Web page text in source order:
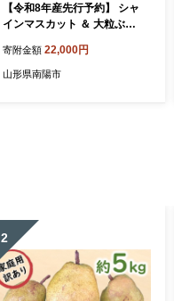
【令和8年産先行予約】 シャ
インマスカット ＆ 大粒ぶど
《令和8年9月下旬～11月中
旬発送》 『フードシステム
寄附金額 22,000円
山形県南陽市
2